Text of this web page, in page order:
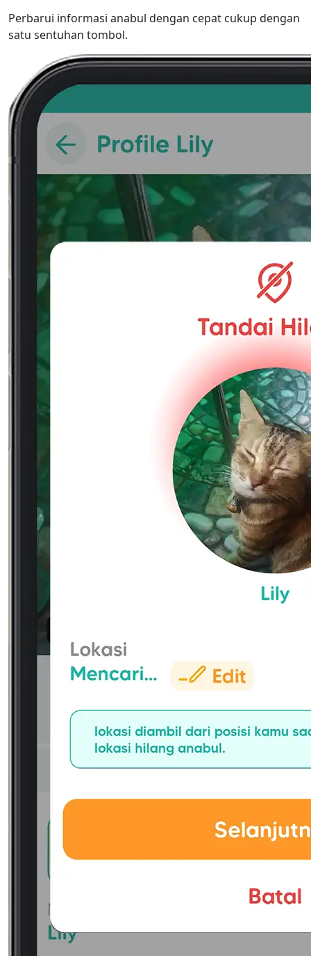
Perbarui informasi anabul dengan cepat cukup dengan
satu sentuhan tombol.